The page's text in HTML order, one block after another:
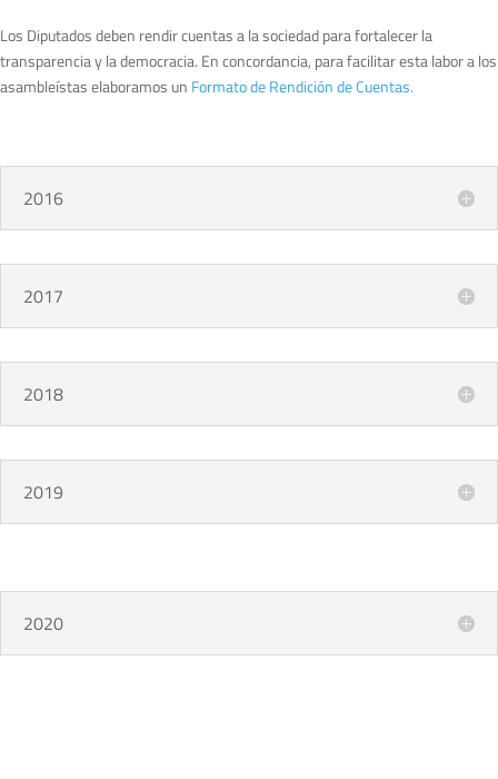
Los Diputados deben rendir cuentas a la sociedad para fortalecer la
transparencia y la democracia. En concordancia, para facilitar esta labor a los
asambleístas elaboramos un Formato de Rendición de Cuentas.
2016
2017
2018
2019
2020